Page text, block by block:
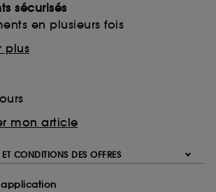
(ETA)
(MEA)
(TEA)
Acid
sécurisés
en plusieurs fois
plus
mon article
CONDITIONS DES OFFRES
application